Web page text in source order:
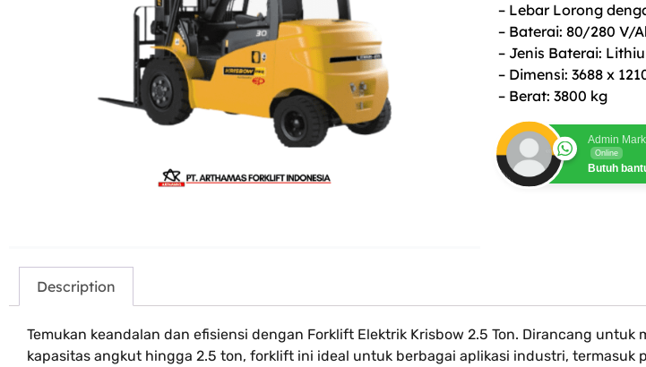
– Lebar Lorong
– Baterai: 80/280 V/
– Jenis Baterai:
– Dimensi: 3688 x
– Berat: 3800 kg
Admin
Online
Butuh
Description
Temukan keandalan dan efisiensi dengan Forklift Elektrik Krisbow 2.5 Ton. Dirancang
kapasitas angkut hingga 2.5 ton, forklift ini ideal untuk berbagai aplikasi industri, termasuk